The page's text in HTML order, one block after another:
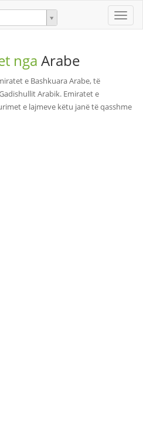
Toggle
nga Arabe
e Bashkuara Arabe, të
Arabik. Emiratet e
e lajmeve këtu janë të qasshme